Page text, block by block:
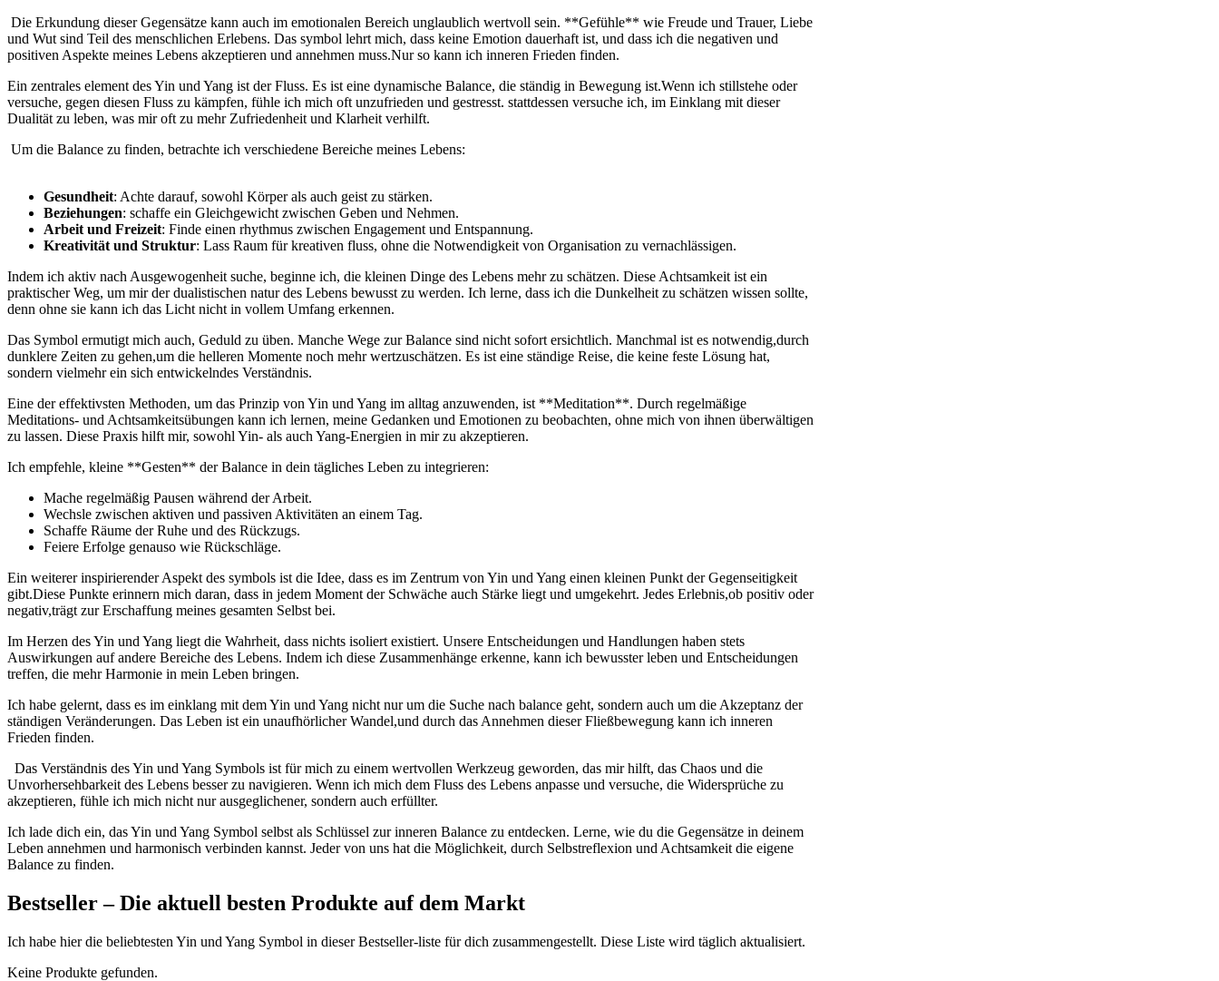
‍ Die Erkundung dieser Gegensätze⁢ kann auch im emotionalen Bereich unglaublich wertvoll sein. **Gefühle** wie Freude und Trauer, Liebe
und Wut sind Teil ⁤des menschlichen Erlebens. Das symbol lehrt ​mich, dass keine Emotion dauerhaft ist, und dass ich die ‌negativen und
positiven⁣ Aspekte meines Lebens akzeptieren ⁣und annehmen muss.Nur so kann ich inneren Frieden finden.
Ein zentrales element des Yin und Yang ist der Fluss. Es ist eine dynamische⁢ Balance, die‌ ständig ​in Bewegung ist.Wenn ich stillstehe oder
versuche, gegen diesen Fluss zu kämpfen, fühle ich mich oft⁤ unzufrieden und gestresst. stattdessen versuche ich, im Einklang‍ mit dieser
Dualität zu leben, was mir oft zu ‍mehr Zufriedenheit und Klarheit verhilft.
⁤ Um die Balance zu ‍finden, betrachte ich verschiedene⁤ Bereiche⁤ meines Lebens:
Gesundheit: Achte darauf, sowohl ⁢Körper als auch geist zu stärken.
Beziehungen: schaffe ein Gleichgewicht zwischen Geben und Nehmen.
Arbeit und Freizeit: Finde einen rhythmus zwischen Engagement und​ Entspannung.
Kreativität und Struktur: Lass Raum für kreativen fluss, ohne die Notwendigkeit von Organisation‍ zu vernachlässigen.
Indem ich ‌aktiv nach Ausgewogenheit⁣ suche, beginne ich,‌ die kleinen Dinge des Lebens‌ mehr zu schätzen. Diese Achtsamkeit ist ein
praktischer Weg, um mir der dualistischen natur des Lebens bewusst‍ zu werden. Ich lerne, dass ich die Dunkelheit zu schätzen wissen sollte,
denn ohne sie kann ich das Licht nicht in vollem Umfang erkennen.
Das Symbol ermutigt mich auch, Geduld zu üben. Manche Wege zur Balance sind nicht sofort ersichtlich. Manchmal ist es notwendig,durch
dunklere Zeiten zu ‍gehen,um die helleren Momente noch mehr wertzuschätzen. Es ist eine ständige Reise, die keine feste Lösung hat,
sondern vielmehr ein ‍sich entwickelndes Verständnis.
Eine ⁤der effektivsten Methoden, um das ⁣Prinzip von Yin und Yang im alltag anzuwenden, ist **Meditation**. ​Durch regelmäßige
Meditations- und Achtsamkeitsübungen kann ich ⁢lernen, meine Gedanken und Emotionen zu beobachten, ohne mich von ihnen überwältigen
zu lassen. Diese Praxis hilft mir, sowohl Yin- als auch Yang-Energien in mir zu akzeptieren.
Ich empfehle, ‍kleine **Gesten** der Balance in dein tägliches Leben zu integrieren:
Mache regelmäßig Pausen‌ während der Arbeit.
Wechsle ⁣zwischen aktiven und passiven Aktivitäten ​an einem Tag.
Schaffe ‍Räume ​der Ruhe und des Rückzugs.
Feiere Erfolge genauso wie Rückschläge.
Ein weiterer inspirierender Aspekt ⁢des symbols ist die Idee, dass es im Zentrum‍ von Yin ‍und Yang einen kleinen ⁣Punkt der Gegenseitigkeit
⁢gibt.Diese Punkte erinnern mich daran, dass ⁤in jedem Moment der Schwäche ‌auch Stärke liegt und umgekehrt. Jedes Erlebnis,ob positiv oder
negativ,trägt zur Erschaffung meines‍ gesamten Selbst‌ bei.
Im Herzen des Yin und Yang liegt die Wahrheit, dass nichts isoliert existiert. Unsere Entscheidungen und Handlungen haben stets
Auswirkungen auf andere Bereiche ⁣des Lebens. ⁢Indem ich ⁢diese Zusammenhänge erkenne, kann ich⁢ bewusster leben und Entscheidungen
treffen, die mehr ‌Harmonie in mein Leben bringen.
Ich habe gelernt, ‌dass es im ⁢einklang mit dem Yin‌ und Yang nicht nur um die Suche nach balance geht, sondern auch um die Akzeptanz der
ständigen Veränderungen. Das ⁢Leben ist ein unaufhörlicher Wandel,und durch das Annehmen dieser Fließbewegung kann ich inneren
Frieden finden.
⁤ ​ Das Verständnis ‍des Yin und Yang Symbols ist für mich zu einem wertvollen Werkzeug geworden, das mir hilft, das Chaos und die
Unvorhersehbarkeit ‍des Lebens besser zu navigieren. Wenn ich mich dem⁤ Fluss des Lebens anpasse und versuche, die Widersprüche⁤ zu
akzeptieren, fühle ich mich nicht⁤ nur ausgeglichener, sondern auch erfüllter.
Ich lade dich ein, das Yin und Yang Symbol selbst als Schlüssel zur⁣ inneren Balance zu entdecken. Lerne, wie du die Gegensätze ⁤in ‍deinem
Leben annehmen und harmonisch ⁣verbinden kannst. Jeder von uns hat die Möglichkeit,⁣ durch Selbstreflexion und Achtsamkeit ⁢die eigene
Balance‌ zu finden.
Bestseller – Die aktuell ⁢besten Produkte auf dem Markt
Ich habe ⁣hier die beliebtesten​ Yin und Yang Symbol in dieser Bestseller-liste für dich zusammengestellt. Diese Liste wird täglich aktualisiert. ‌
Keine Produkte gefunden.